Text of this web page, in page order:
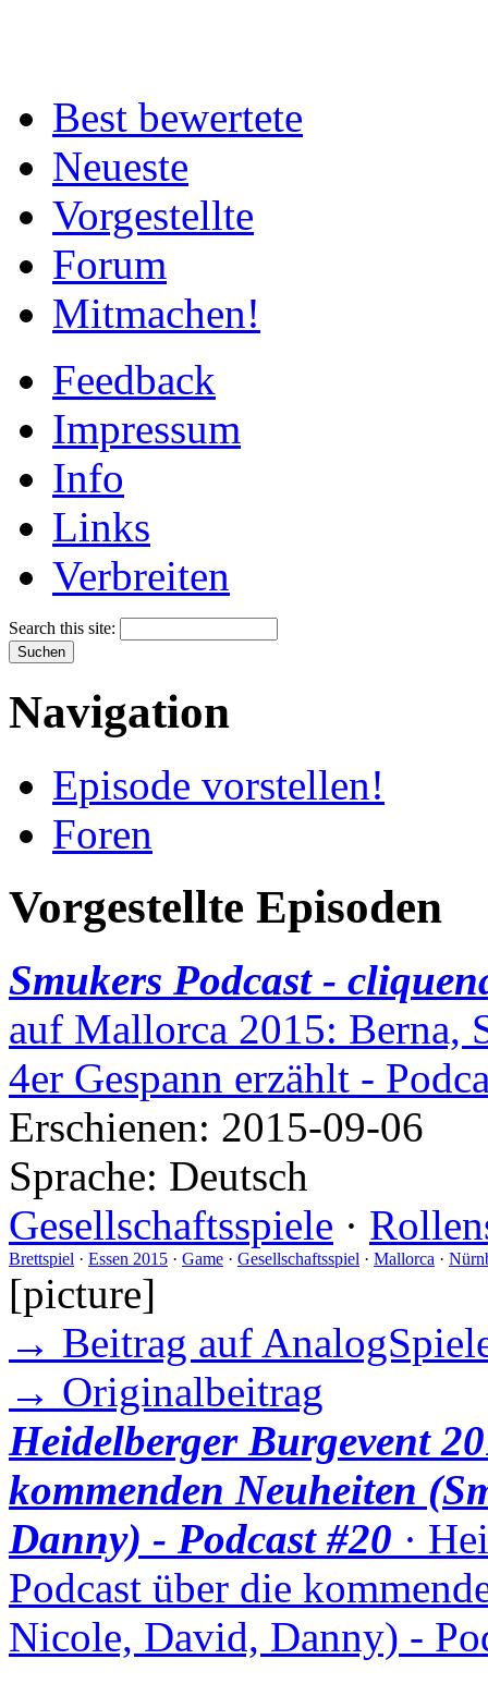
Best bewertete
Neueste
Vorgestellte
Forum
Mitmachen!
Feedback
Impressum
Info
Links
Verbreiten
Search this site:
Navigation
Episode vorstellen!
Foren
Vorgestellte Episoden
Smukers Podcast -
auf Mallorca 2015: Berna,
4er Gespann erzählt -
Erschienen: 2015-09-06
Sprache: Deutsch
Gesellschaftsspiele ·
Brettspiel · Essen 2015 · Game · Gesellschaftsspiel · Mallorca ·
[picture]
→ Beitrag auf
→ Originalbeitrag
Heidelberger Burgevent
kommenden Neuheiten
Danny) - Podcast #20 ·
Podcast über die
Nicole, David, Danny) -